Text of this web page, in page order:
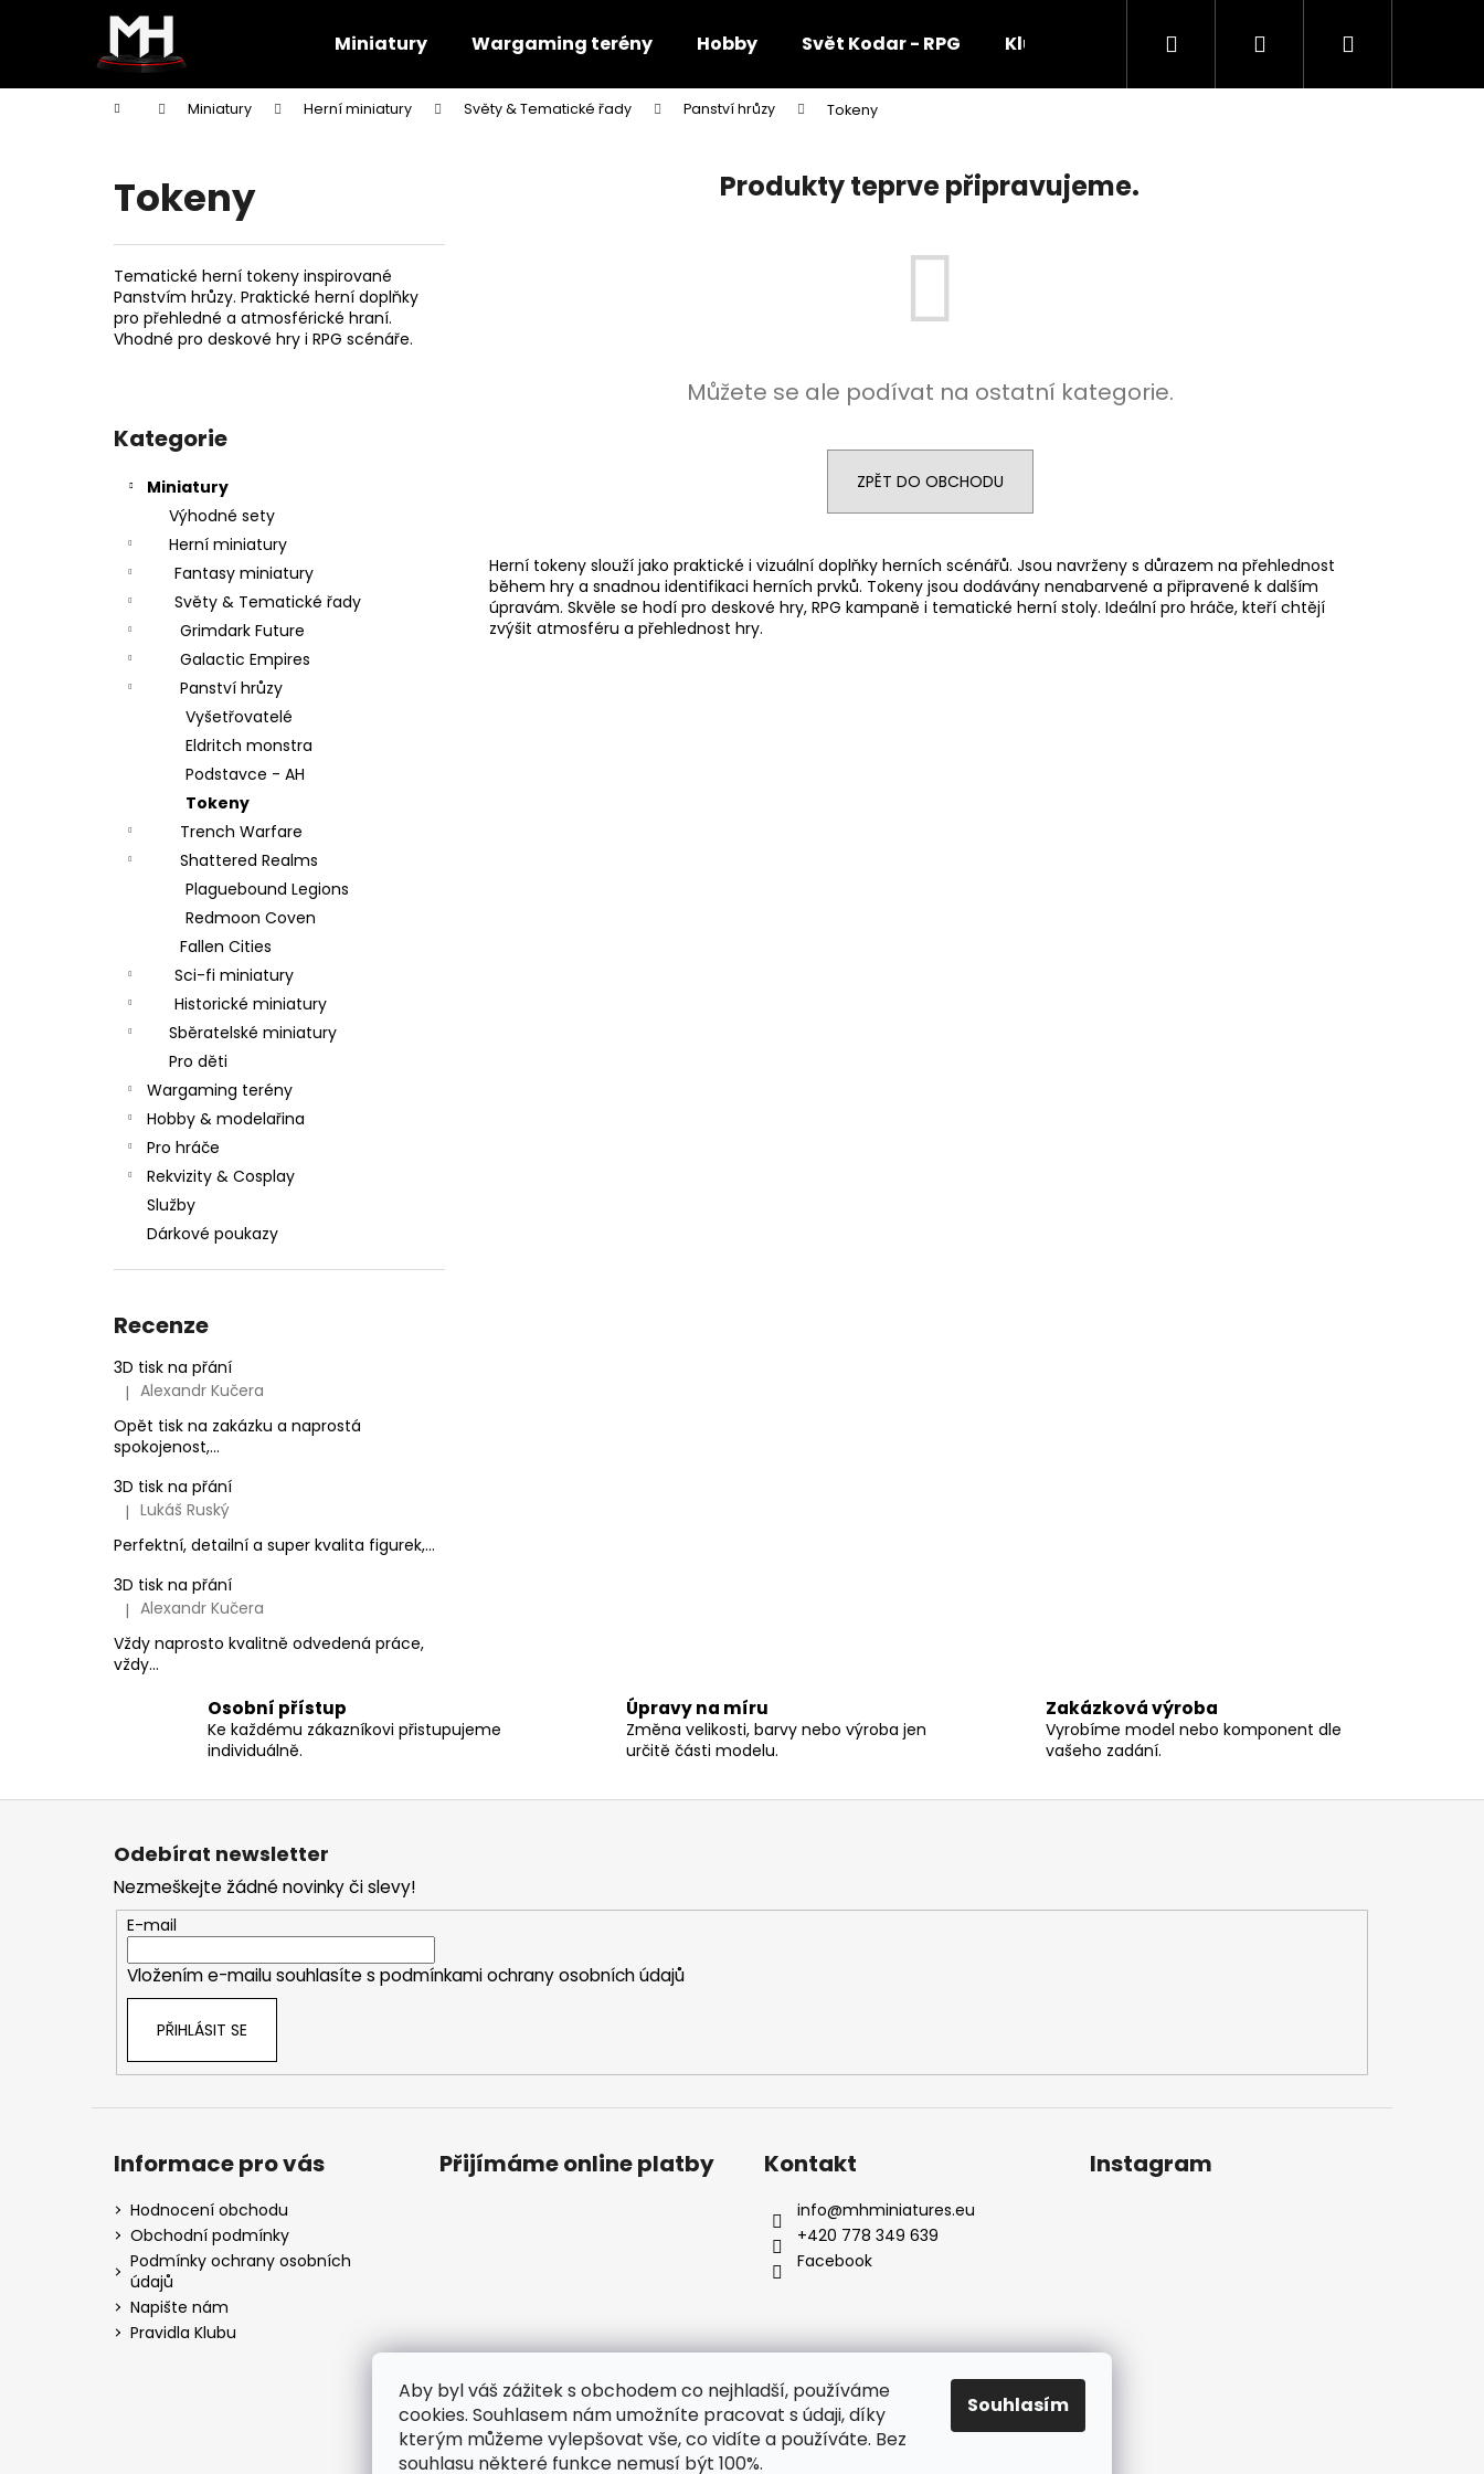
Aby byl váš zážitek s obchodem co nejhladší, používáme
cookies. Souhlasem nám umožníte pracovat s údaji, díky
kterým můžeme vylepšovat vše, co vidíte a používáte. Bez
souhlasu některé funkce nemusí být 100%.
Souhlasím
Miniatury Wargaming terény Hobby Svět Kodar - RPG Klubovna SoutěžeHledat PřihlášeníNákupní
Domů Miniatury Herní miniatury Světy & Tematické řady Panství hrůzy Tokeny
Tokeny
Tematické herní tokeny inspirované
Panstvím hrůzy. Praktické herní doplňky
pro přehledné a atmosférické hraní.
Vhodné pro deskové hry i RPG scénáře.
Přeskočit
kategorie
Kategorie
Miniatury
Výhodné sety
Herní miniatury
Fantasy miniatury
Světy & Tematické řady
Grimdark Future
Galactic Empires
Panství hrůzy
Vyšetřovatelé
Eldritch monstra
Podstavce - AH
Tokeny
Trench Warfare
Shattered Realms
Plaguebound Legions
Redmoon Coven
Fallen Cities
Sci-fi miniatury
Historické miniatury
Sběratelské miniatury
Pro děti
Wargaming terény
Hobby & modelařina
Pro hráče
Rekvizity & Cosplay
Služby
Dárkové poukazy
Recenze
3D tisk na přání
Hodnocení produktu je 5 z 5 hvězdiček.
| Alexandr Kučera
Opět tisk na zakázku a naprostá
spokojenost,...
3D tisk na přání
Hodnocení produktu je 5 z 5 hvězdiček.
| Lukáš Ruský
Perfektní, detailní a super kvalita figurek,...
3D tisk na přání
Hodnocení produktu je 5 z 5 hvězdiček.
| Alexandr Kučera
Vždy naprosto kvalitně odvedená práce,
vždy...
Produkty teprve připravujeme.
Můžete se ale podívat na ostatní kategorie.
ZPĚT DO OBCHODU
Herní tokeny slouží jako praktické i vizuální doplňky herních scénářů. Jsou navrženy s důrazem na přehlednost
během hry a snadnou identifikaci herních prvků. Tokeny jsou dodávány nenabarvené a připravené k dalším
úpravám. Skvěle se hodí pro deskové hry, RPG kampaně i tematické herní stoly. Ideální pro hráče, kteří chtějí
zvýšit atmosféru a přehlednost hry.
Osobní přístup
Ke každému zákazníkovi přistupujeme
individuálně.
Úpravy na míru
Změna velikosti, barvy nebo výroba jen
určitě části modelu.
Zakázková výroba
Vyrobíme model nebo komponent dle
vašeho zadání.
í
Zpět
do
Zpět
do
Co potřebujete najít?
HLEDAT
Z
Odebírat newsletter
Nezmeškejte žádné novinky či slevy!
E-mail
Vložením e-mailu souhlasíte s podmínkami ochrany osobních údajů
PŘIHLÁSIT SE
Informace pro vás
Hodnocení obchodu
Obchodní podmínky
Podmínky ochrany osobních
údajů
Napište nám
Pravidla Klubu
Přijímáme online platby Kontakt
info@mhminiatures.eu
+420 778 349 639
Facebook
Instagram
Komunita O Nás Klubovna Soutěže Hodnocení zákazníků